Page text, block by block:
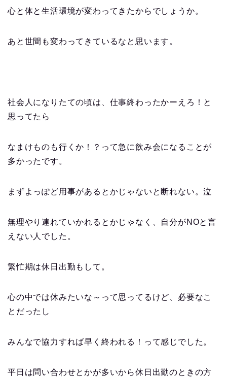
心と体と生活環境が変わってきたからでしょうか。
あと世間も変わってきているなと思います。
社会人になりたての頃は、仕事終わったかーえろ！と
思ってたら
なまけものも行くか！？って急に飲み会になることが
多かったです。
まずよっぽど用事があるとかじゃないと断れない。泣
無理やり連れていかれるとかじゃなく、自分がNOと言
えない人でした。
繁忙期は休日出勤もして。
心の中では休みたいな～って思ってるけど、必要なこ
とだったし
みんなで協力すれば早く終われる！って感じでした。
平日は問い合わせとかが多いから休日出勤のときの方